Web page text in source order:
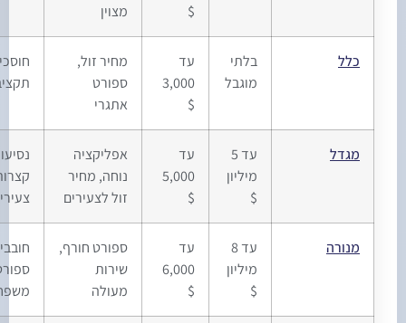
3,000
מחיר זול,
ספורט
5,000
אפליקציה
נוחה, מחיר
זול לצעירים
נסיעות
קצרות,
צעירים
6,000
ספורט חורף,
שירות
חובבי
ספורט,
משפחות